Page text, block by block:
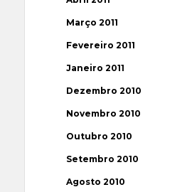
Março 2011
Fevereiro 2011
Janeiro 2011
Dezembro 2010
Novembro 2010
Outubro 2010
Setembro 2010
Agosto 2010